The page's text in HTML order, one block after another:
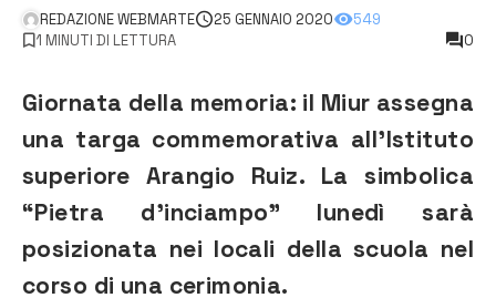
REDAZIONE WEBMARTE 25 GENNAIO 2020
549
1 MINUTI DI LETTURA
0
Giornata della memoria: il Miur assegna
una targa commemorativa all’Istituto
superiore Arangio Ruiz. La simbolica
“Pietra d’inciampo” lunedì sarà
posizionata nei locali della scuola nel
corso di una cerimonia.